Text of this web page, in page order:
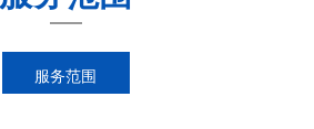
服务范围